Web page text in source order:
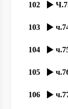
102
103
104
105
106